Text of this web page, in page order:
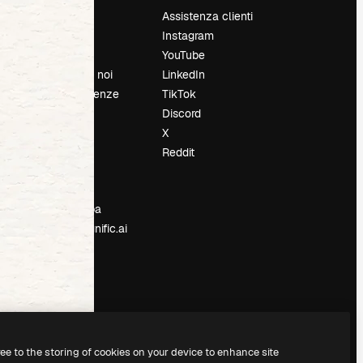
Prezzi
Chi siamo
Recensioni
Lavora con noi
Cerca tendenze
Eventi
Slidesgo
Sala stampa
Cerchi magnific.ai
Assistenza clienti
Instagram
YouTube
LinkedIn
TikTok
Discord
X
Reddit
to the storing of cookies on your device to enhance site